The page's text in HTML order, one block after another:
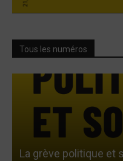
Tous les numéros
La grève politique et